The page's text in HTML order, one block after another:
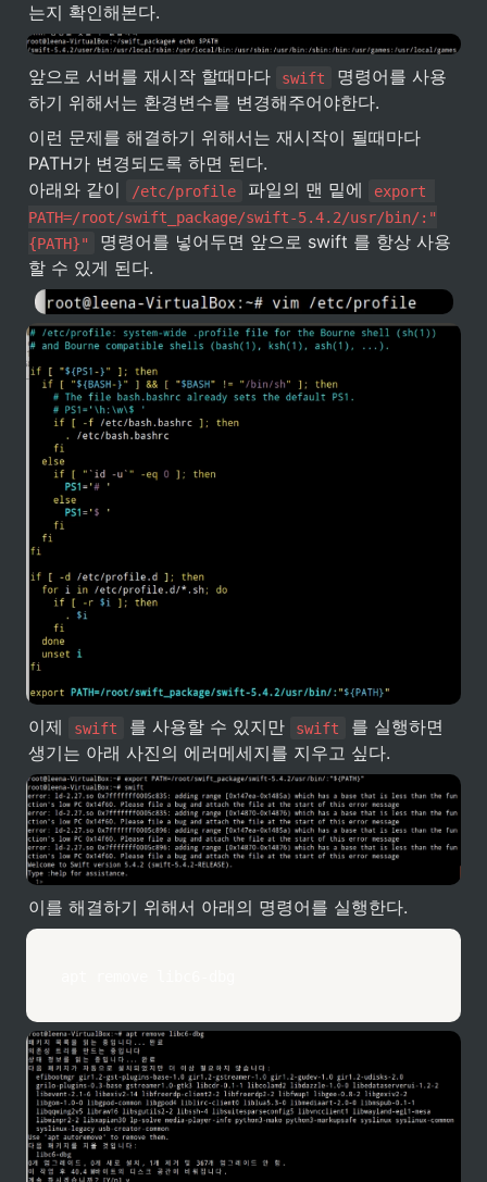
는지 확인해본다.
앞으로 서버를 재시작 할때마다 swift
명령어를 사용
하기 위해서는 환경변수를 변경해주어야한다.
이런 문제를 해결하기 위해서는 재시작이 될때마다
PATH가 변경되도록 하면 된다.
아래와 같이
/etc/profile 파일의 맨 밑에
export
PATH=/root/swift_package/swift-5.4.2/usr/bin/:"
{PATH}"
명령어를 넣어두면 앞으로 swift 를 항상 사용
할 수 있게 된다.
이제 swift 를 사용할 수 있지만 swift
를 실행하면
생기는 아래 사진의 에러메세지를 지우고 싶다.
이를 해결하기 위해서 아래의 명령어를 실행한다.